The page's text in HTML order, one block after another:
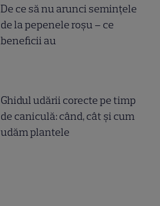
De ce să nu arunci semințele
de la pepenele roșu – ce
beneficii au
Ghidul udării corecte pe timp
de caniculă: când, cât şi cum
udăm plantele